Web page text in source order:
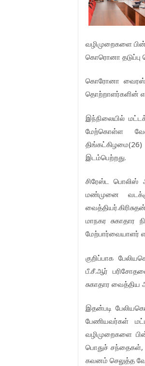
வழிமுறைகளை
கொரொனா தடுப்பு
கொரோனா வைரஸ்
தொற்றாளர்களின்
இந்நிலையில்
மேற்கொள்ள
இடம்பெற்றது.
சிரேஸ்ட பொலிஸ்
மண்முனை
மாநகர
மேற்பார்வையாளர்
குறிப்பாக
பீ.சீ.ஆர்
சுகாதார வைத்திய
இதன்படி
பேணியவர்கள்
வழிமுறைகளை
பொதுச் சந்தைகள்,
கவனம் செலுத்த